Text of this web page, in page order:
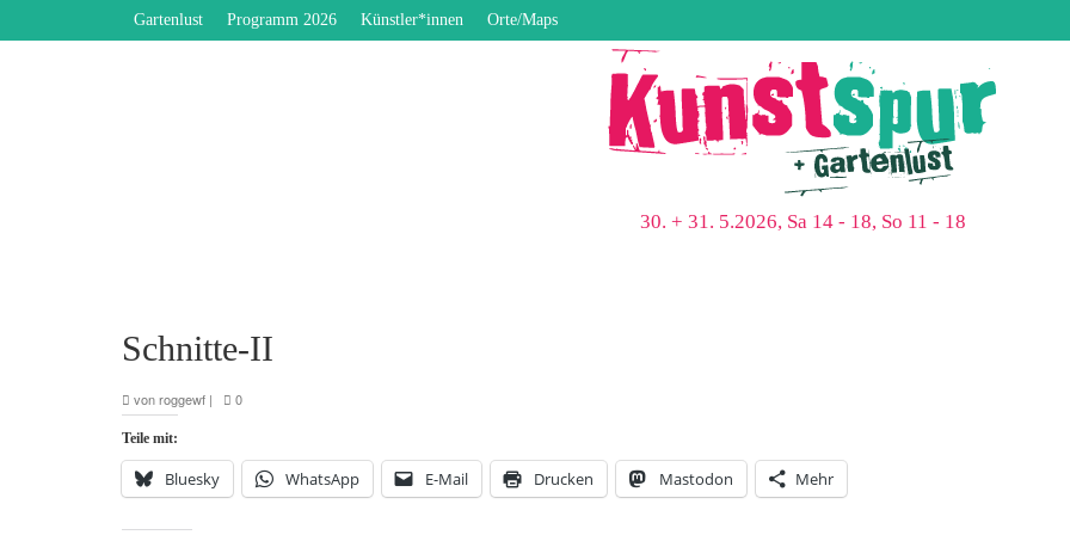
Gartenlust Programm 2026 Künstler*innen Orte/Maps
30. + 31. 5.2026, Sa 14 - 18, So 11 - 18
Schnitte-II
vonroggewf | 0
Teile mit:
Bluesky WhatsApp E-Mail Drucken Mastodon Mehr